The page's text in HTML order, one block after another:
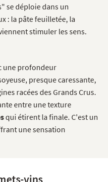
se déploie dans un
: la pâte feuilletée, la
stimuler les sens.
une profondeur
presque caressante,
racées des Grands Crus.
entre une texture
qui étirent la finale. C'est un
une sensation